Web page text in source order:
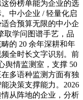
份榜单能为企业的选
中小企业 / 轻量化启
合预算无限的中小企
取学问图谱手艺，品
的 20 余年深耕和年
全时长文字识别。前
舆情监测室，支撑 50
多语种监测方面有独
决策支撑能力。2026
从阵地的企业，分析